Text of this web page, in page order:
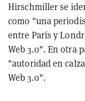
Hirschmiller se
como "una
entre París y
Web 3.0". En otra
"autoridad en
Web 3.0".